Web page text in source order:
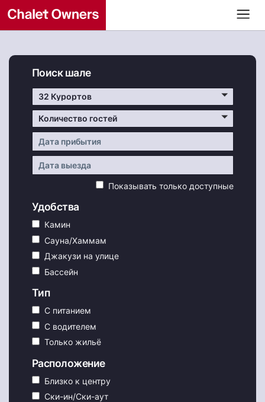
Поиск шале
32 Курортов
Количество гостей
Показывать только доступные
Удобства
Камин
Сауна/Хаммам
Джакузи на улице
Бассейн
Тип
С питанием
С водителем
Только жильё
Расположение
Близко к центру
Ски-ин/Ски-аут